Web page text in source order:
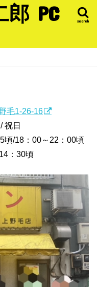
郎 PC
search
毛1-26-16
祝日
/18：00～22：00頃
：30頃